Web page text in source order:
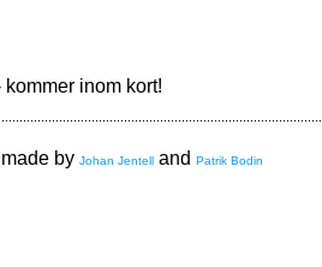
inom kort!
by Johan Jentell and Patrik Bodin